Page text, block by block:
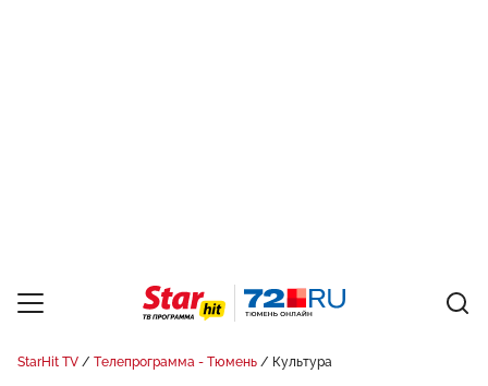
StarHit TV Телепрограмма - Тюмень Культура